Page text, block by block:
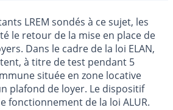
LREM sondés à ce sujet, les
le retour de la mise en place de
Dans le cadre de la loi ELAN,
à titre de test pendant 5
située en zone locative
plafond de loyer. Le dispositif
fonctionnement de la loi ALUR.